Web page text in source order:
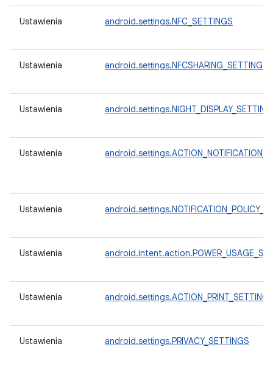
Ustawienia android.settings.NFC_SETTINGS
Ustawienia android.settings.NFCSHARING_SETTINGS
Ustawienia
Ustawienia
Ustawienia
Ustawienia
Ustawienia
Ustawienia android.settings.PRIVACY_SETTINGS